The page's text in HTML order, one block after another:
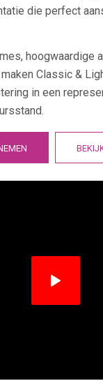
die perfect
hoogwaardige
Classic &
in een